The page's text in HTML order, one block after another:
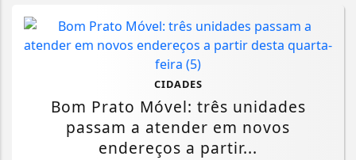
CIDADES
Bom Prato Móvel: três unidades
passam a atender em novos
endereços a partir...